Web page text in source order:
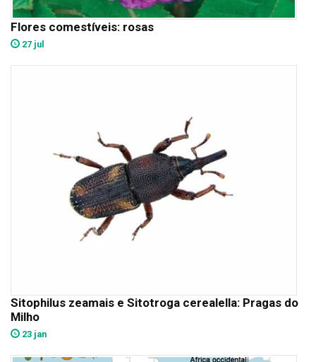
Flores comestíveis: rosas
27 jul
Sitophilus zeamais e Sitotroga cerealella: Pragas do
Milho
23 jan